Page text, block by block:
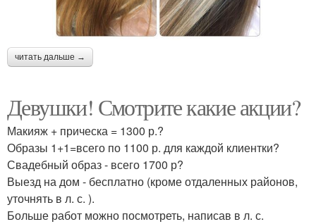
читать дальше →
Девушки! Смотрите какие акции?
Макияж + прическа = 1300 р.?
Образы 1+1=всего по 1100 р. для каждой клиентки?
Свадебный образ - всего 1700 р?
Выезд на дом - бесплатно (кроме отдаленных районов,
уточнять в л. с. ).
Больше работ можно посмотреть, написав в л. с.